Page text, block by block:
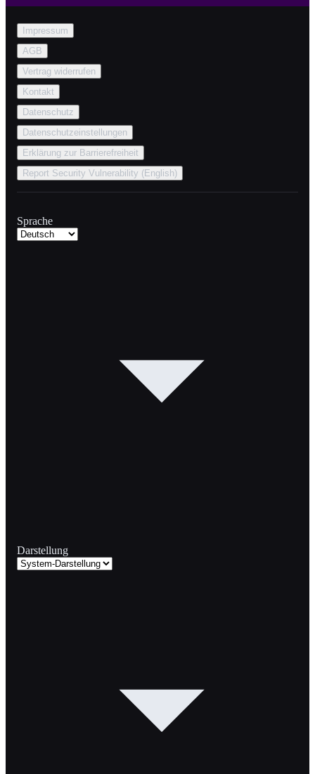
Impressum
AGB
Vertrag widerrufen
Kontakt
Datenschutz
Datenschutzeinstellungen
Erklärung zur Barrierefreiheit
Report Security Vulnerability (English)
Sprache
Darstellung